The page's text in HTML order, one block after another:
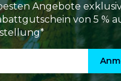
Angebote
von 5 %